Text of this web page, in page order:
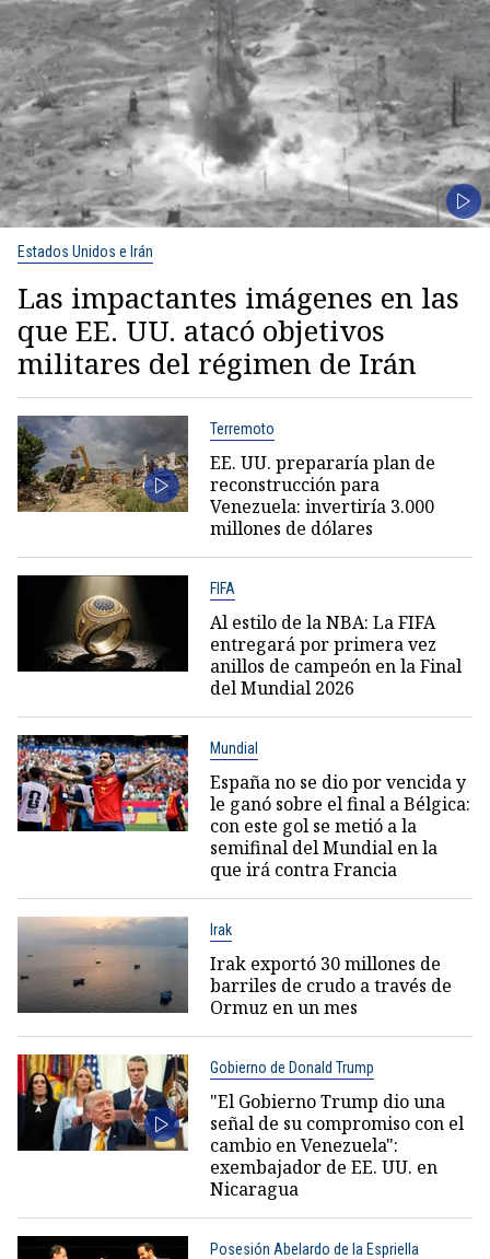
Estados Unidos e Irán
Las impactantes imágenes en las
que EE. UU. atacó objetivos
militares del régimen de Irán
Terremoto
EE. UU. prepararía plan de
reconstrucción para
Venezuela: invertiría 3.000
millones de dólares
FIFA
Al estilo de la NBA: La FIFA
entregará por primera vez
anillos de campeón en la Final
del Mundial 2026
Mundial
España no se dio por vencida y
le ganó sobre el final a Bélgica:
con este gol se metió a la
semifinal del Mundial en la
que irá contra Francia
Irak
Irak exportó 30 millones de
barriles de crudo a través de
Ormuz en un mes
Gobierno de Donald Trump
"El Gobierno Trump dio una
señal de su compromiso con el
cambio en Venezuela":
exembajador de EE. UU. en
Nicaragua
Posesión Abelardo de la Espriella